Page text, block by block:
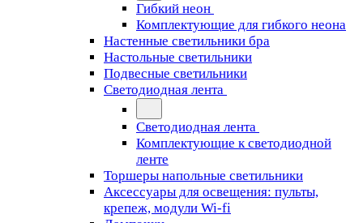
Гибкий неон
Комплектующие для гибкого неона
Настенные светильники бра
Настольные светильники
Подвесные светильники
Светодиодная лента
Светодиодная лента
Комплектующие к светодиодной
ленте
Торшеры напольные светильники
Аксессуары для освещения: пульты,
крепеж, модули Wi-fi